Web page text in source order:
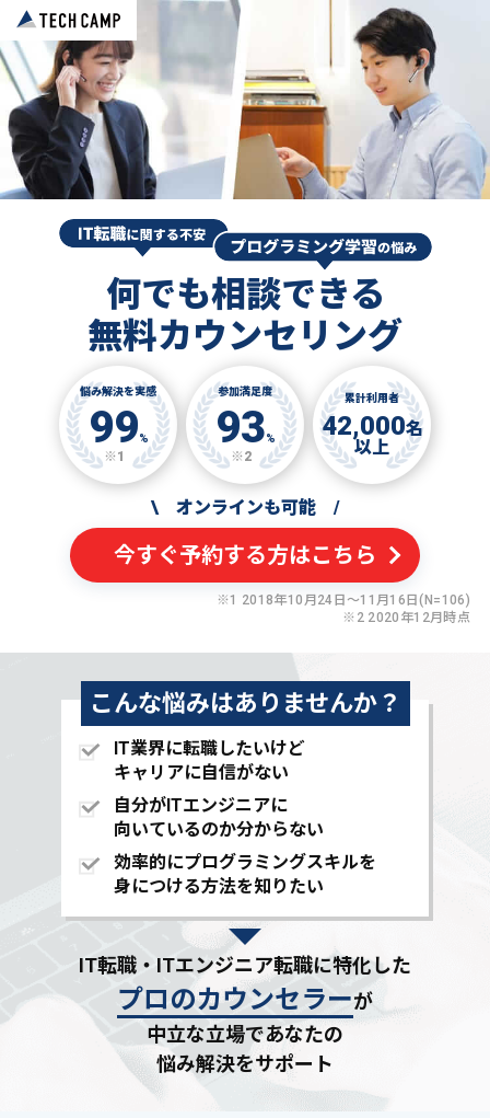
何でも相談できる
無料カウンセリング
悩み解決を実感
99%
※1
参加満足度
93%
※2
累計利用者
42,000名
以上
\ オンラインも可能 /
今すぐ予約する方はこちら
※1 2018年10月24日〜11月16日(N=106)
※2 2020年12月時点
こんな悩みはありませんか？
IT業界に転職したいけど
キャリアに自信がない
自分がITエンジニアに
向いているのか分からない
効率的にプログラミングスキルを
身につける方法を知りたい
IT転職・ITエンジニア転職に特化した
プロのカウンセラーが
中立な立場であなたの
悩み解決をサポート